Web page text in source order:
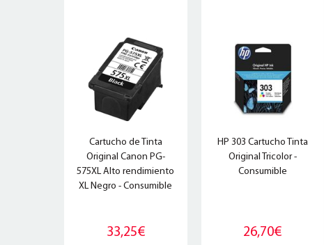
Cartucho de Tinta
Original Canon PG-
575XL Alto rendimiento
XL Negro - Consumible
33,25€
HP 303 Cartucho Tinta
Original Tricolor -
Consumible
26,70€